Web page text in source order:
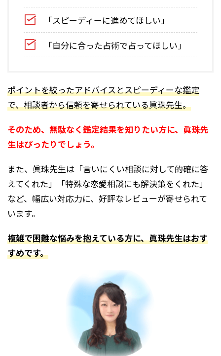
「スピーディーに進めてほしい」
「自分に合った占術で占ってほしい」
ポイントを絞ったアドバイスとスピーディーな鑑定
で、相談者から信頼を寄せられている眞珠先生。
そのため、無駄なく鑑定結果を知りたい方に、眞珠先
生はぴったりでしょう。
また、眞珠先生は「言いにくい相談に対して的確に答
えてくれた」「特殊な恋愛相談にも解決策をくれた」
など、幅広い対応力に、好評なレビューが寄せられて
います。
複雑で困難な悩みを抱えている方に、眞珠先生はおす
すめです。